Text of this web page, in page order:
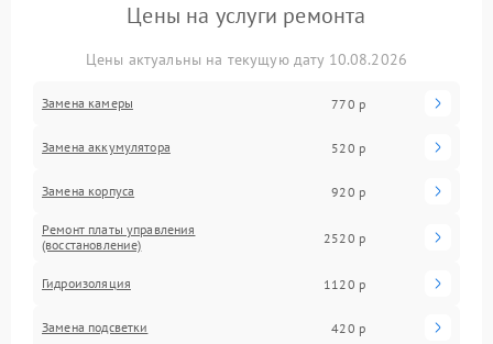
Цены на услуги ремонта
Цены актуальны на текущую дату 10.08.2026
Замена камеры 770 р
Замена аккумулятора 520 р
Замена корпуса 920 р
Ремонт платы управления
(восстановление)
2520 р
Гидроизоляция 1120 р
Замена подсветки 420 р